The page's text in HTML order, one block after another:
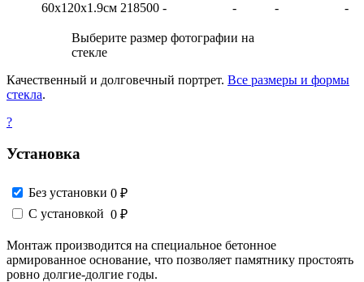
60х120х1.9см 218500 - - - -
Выберите размер фотографии на
стекле
Качественный и долговечный портрет. Все размеры и формы
стекла.
?
Установка
Без установки 0 ₽
С установкой 0 ₽
Монтаж производится на специальное бетонное
армированное основание, что позволяет памятнику простоять
ровно долгие-долгие годы.